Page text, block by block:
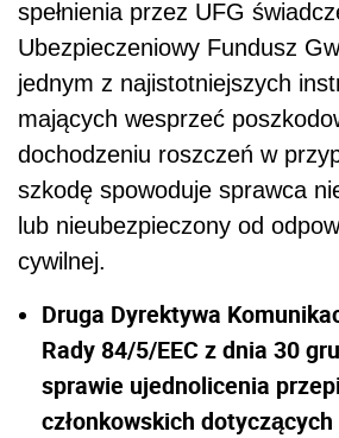
spełnienia przez UFG
Ubezpieczeniowy Fundusz
jednym z najistotniejszych
mających wesprzeć
dochodzeniu roszczeń w
szkodę spowoduje sprawca
lub nieubezpieczony od
cywilnej.
Druga Dyrektywa
Rady 84/5/EEC z dnia 30
sprawie ujednolicenia
członkowskich